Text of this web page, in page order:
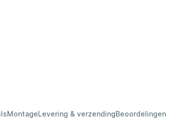
MontageLevering & verzendingBeoordelingen